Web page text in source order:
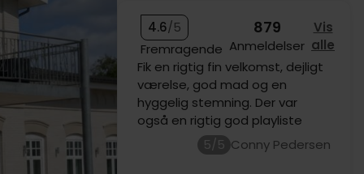
4.6/5
Fremragende
879
Anmeldelser
Vis
alle
Fik en rigtig fin velkomst, dejligt
værelse, god mad og en
hyggelig stemning. Der var
også en rigtig god playliste
5/5 Conny Pedersen
719,-